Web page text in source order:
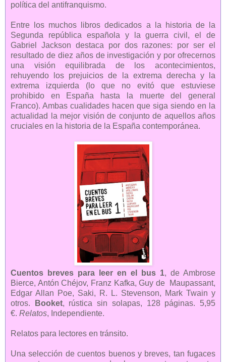
política del antifranquismo.
Entre los muchos libros dedicados a la historia de la
Segunda república española y la guerra civil, el de
Gabriel Jackson destaca por dos razones: por ser el
resultado de diez años de investigación y por ofrecernos
una visión equilibrada de los acontecimientos,
rehuyendo los prejuicios de la extrema derecha y la
extrema izquierda (lo que no evitó que estuviese
prohibido en España hasta la muerte del general
Franco). Ambas cualidades hacen que siga siendo en la
actualidad la mejor visión de conjunto de aquellos años
cruciales en la historia de la España contemporánea.
Cuentos breves para leer en el bus 1, de Ambrose
Bierce, Antón Chéjov, Franz Kafka, Guy de Maupassant,
Edgar Allan Poe, Saki, R. L. Stevenson, Mark Twain y
otros.
Booket, rústica sin solapas, 128 páginas. 5,95
€. Relatos, Independiente.
Relatos para lectores en tránsito.
Una selección de cuentos buenos y breves, tan fugaces